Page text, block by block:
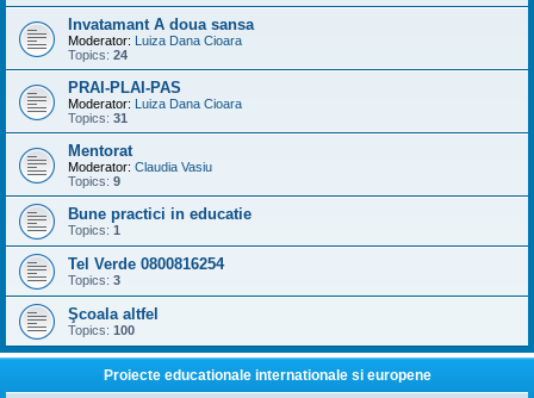
Invatamant A doua sansa
Moderator: Luiza Dana Cioara
Topics: 24
PRAI-PLAI-PAS
Moderator: Luiza Dana Cioara
Topics: 31
Mentorat
Moderator: Claudia Vasiu
Topics: 9
Bune practici in educatie
Topics: 1
Tel Verde 0800816254
Topics: 3
Şcoala altfel
Topics: 100
Proiecte educationale internationale si europene